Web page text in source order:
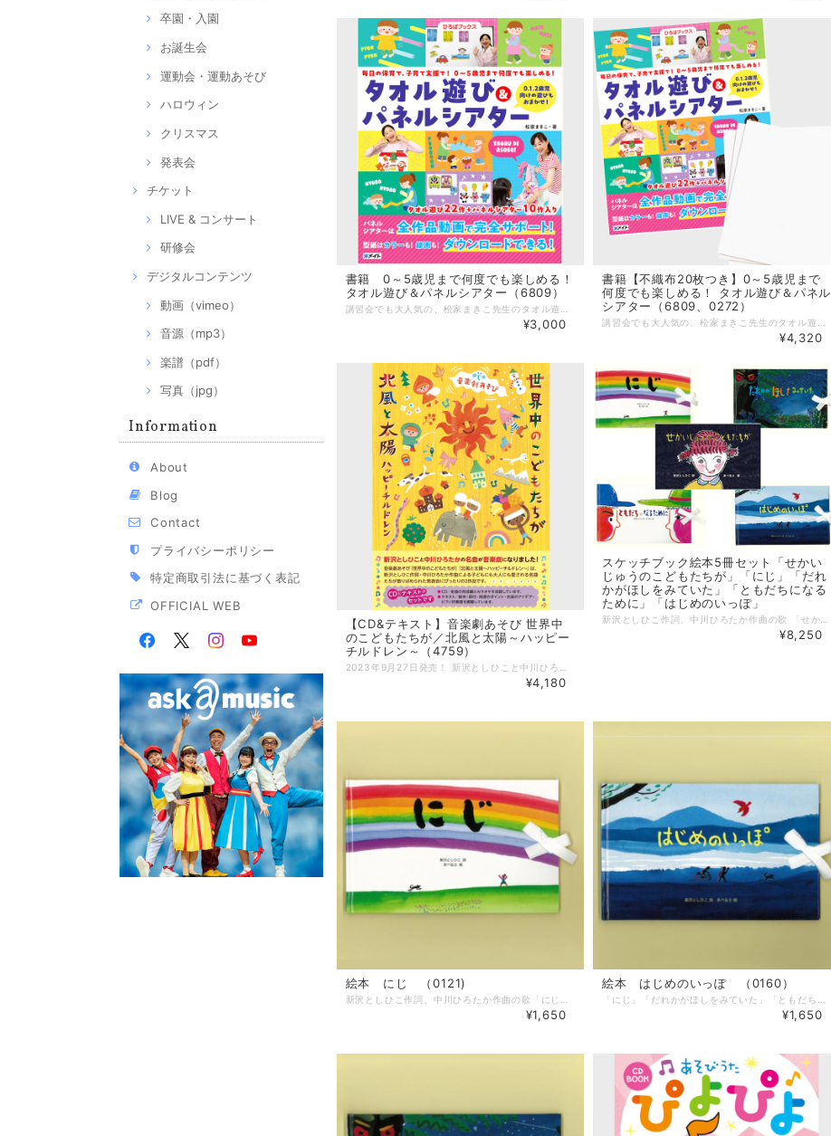
卒園・入園
お誕生会
運動会・運動あそび
ハロウィン
クリスマス
発表会
チケット
LIVE & コンサート
研修会
デジタルコンテンツ
動画（vimeo）
音源（mp3）
楽譜（pdf）
写真（jpg）
Information
About
Blog
Contact
プライバシーポリシー
特定商取引法に基づく表記
OFFICIAL WEB
書籍 0～5歳児まで何度でも楽しめる！
タオル遊び＆パネルシアター（6809）
¥3,000
書籍【不織布20枚つき】0～5歳児まで
何度でも楽しめる！ タオル遊び＆パネル
シアター（6809、0272）
¥4,320
【CD&テキスト】音楽劇あそび 世界中
のこどもたちが／北風と太陽～ハッピー
チルドレン～（4759）
¥4,180
スケッチブック絵本5冊セット「せかい
じゅうのこどもたちが」「にじ」「だれ
かがほしをみていた」「ともだちになる
ために」「はじめのいっぽ」
¥8,250
絵本 にじ （0121)
¥1,650
絵本 はじめのいっぽ （0160）
¥1,650